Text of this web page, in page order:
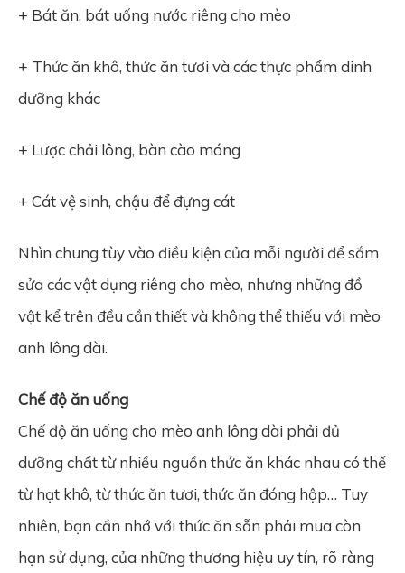
+ Bát ăn, bát uống nước riêng cho mèo
+ Thức ăn khô, thức ăn tươi và các thực phẩm dinh
dưỡng khác
+ Lược chải lông, bàn cào móng
+ Cát vệ sinh, chậu để đựng cát
Nhìn chung tùy vào điều kiện của mỗi người để sắm
sửa các vật dụng riêng cho mèo, nhưng những đồ
vật kể trên đều cần thiết và không thể thiếu với mèo
anh lông dài.
Chế độ ăn uống
Chế độ ăn uống cho mèo anh lông dài phải đủ
dưỡng chất từ nhiều nguồn thức ăn khác nhau có thể
từ hạt khô, từ thức ăn tươi, thức ăn đóng hộp… Tuy
nhiên, bạn cần nhớ với thức ăn sẵn phải mua còn
hạn sử dụng, của những thương hiệu uy tín, rõ ràng